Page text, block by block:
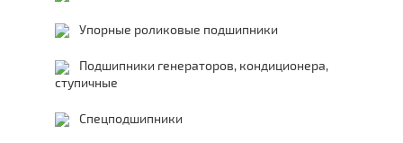
Упорные роликовые подшипники
Подшипники генераторов, кондиционера,
ступичные
Спецподшипники